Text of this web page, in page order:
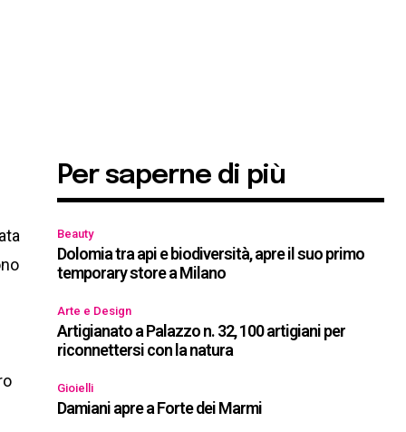
Per saperne di più
Beauty
Dolomia tra api e biodiversità, apre il suo primo
temporary store a Milano
Arte e Design
Artigianato a Palazzo n. 32, 100 artigiani per
riconnettersi con la natura
Gioielli
Damiani apre a Forte dei Marmi